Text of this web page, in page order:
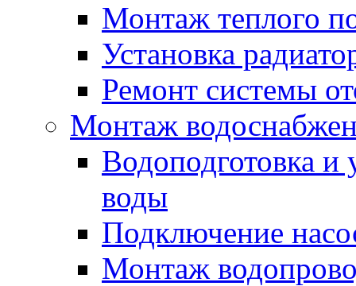
Монтаж теплого
Установка
Ремонт системы
Монтаж
Водоподготовка и
воды
Подключение
Монтаж